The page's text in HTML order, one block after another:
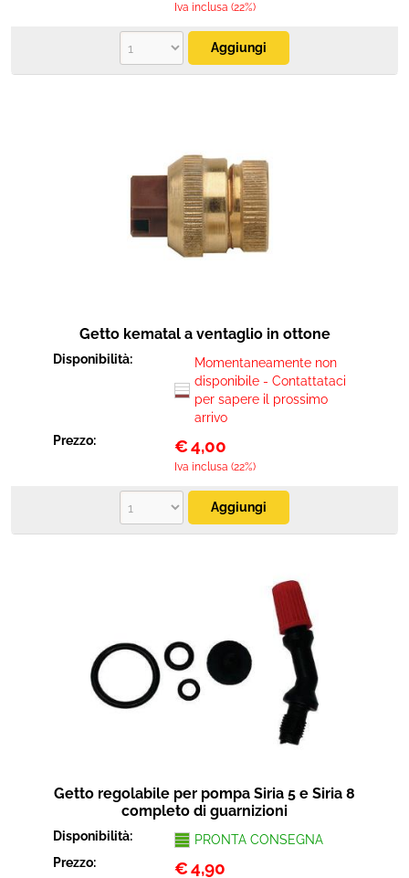
Iva inclusa (22%)
Getto kematal a ventaglio in ottone
Disponibilità:
Momentaneamente non
disponibile - Contattataci
per sapere il prossimo
arrivo
Prezzo:
€4,00
Iva inclusa (22%)
Getto regolabile per pompa Siria 5 e Siria 8
completo di guarnizioni
Disponibilità:
PRONTA CONSEGNA
Prezzo:
€4,90